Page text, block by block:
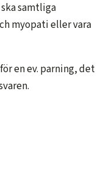
samtliga
myopati eller vara
en ev. parning, det